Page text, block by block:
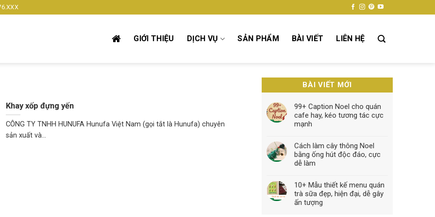
GIỚI THIỆU DỊCH VỤ SẢN PHẨM BÀI VIẾT LIÊN HỆ
Khay xốp đựng yến
CÔNG TY TNHH HUNUFA Hunufa Việt Nam (gọi tắt là Hunufa) chuyên
sản xuất và...
BÀI VIẾT MỚI
99+ Caption Noel cho quán
cafe hay, kéo tương tác cực
mạnh
Cách làm cây thông Noel
bằng ống hút độc đáo, cực
dễ làm
10+ Mẫu thiết kế menu quán
trà sữa đẹp, hiện đại, dễ gây
ấn tượng